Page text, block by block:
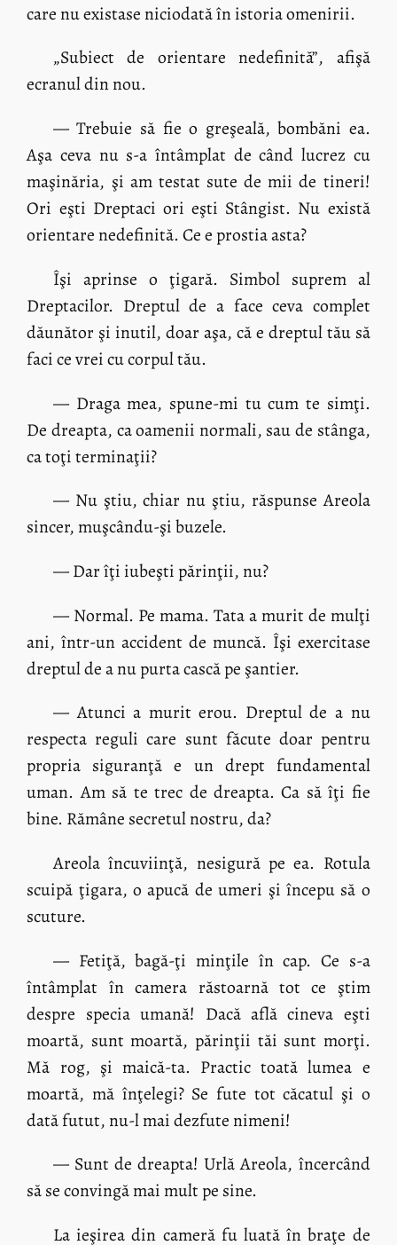
care nu existase niciodată în istoria omenirii.
„Subiect de orientare nedefinită”, afişă
ecranul din nou.
— Trebuie să fie o greşeală, bombăni ea.
Aşa ceva nu s-a întâmplat de când lucrez cu
maşinăria, şi am testat sute de mii de tineri!
Ori eşti Dreptaci ori eşti Stângist. Nu există
orientare nedefinită. Ce e prostia asta?
Îşi aprinse o ţigară. Simbol suprem al
Dreptacilor. Dreptul de a face ceva complet
dăunător şi inutil, doar aşa, că e dreptul tău să
faci ce vrei cu corpul tău.
— Draga mea, spune-mi tu cum te simţi.
De dreapta, ca oamenii normali, sau de stânga,
ca toţi terminaţii?
— Nu ştiu, chiar nu ştiu, răspunse Areola
sincer, muşcându-şi buzele.
— Dar îţi iubeşti părinţii, nu?
— Normal. Pe mama. Tata a murit de mulţi
ani, într-un accident de muncă. Îşi exercitase
dreptul de a nu purta cască pe şantier.
— Atunci a murit erou. Dreptul de a nu
respecta reguli care sunt făcute doar pentru
propria siguranţă e un drept fundamental
uman. Am să te trec de dreapta. Ca să îţi fie
bine. Rămâne secretul nostru, da?
Areola încuviinţă, nesigură pe ea. Rotula
scuipă ţigara, o apucă de umeri şi începu să o
scuture.
— Fetiţă, bagă-ţi minţile în cap. Ce s-a
întâmplat în camera răstoarnă tot ce ştim
despre specia umană! Dacă află cineva eşti
moartă, sunt moartă, părinţii tăi sunt morţi.
Mă rog, şi maică-ta. Practic toată lumea e
moartă, mă înţelegi? Se fute tot căcatul şi o
dată futut, nu-l mai dezfute nimeni!
— Sunt de dreapta! Urlă Areola, încercând
să se convingă mai mult pe sine.
La ieşirea din cameră fu luată în braţe de